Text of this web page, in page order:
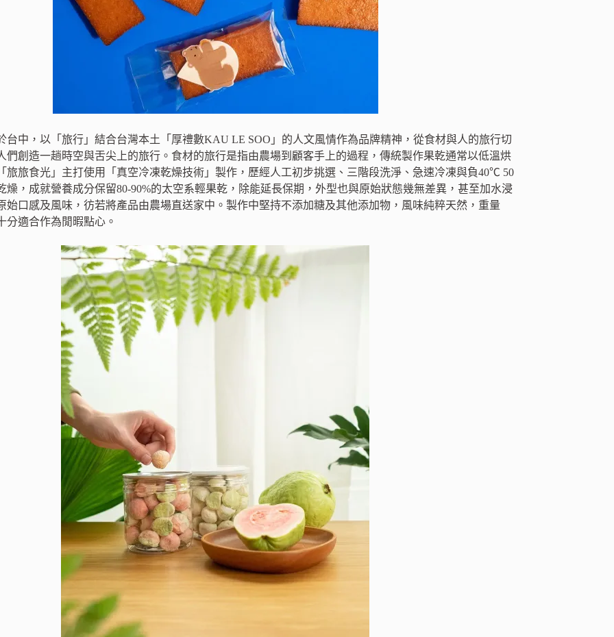
台中，以「旅行」結合台灣本土「厚禮數KAU LE SOO」的人文風情作為品牌精神，從食材與人的旅行切
們創造一趟時空與舌尖上的旅行。食材的旅行是指由農場到顧客手上的過程，傳統製作果乾通常以低溫烘
旅旅食光」主打使用「真空冷凍乾燥技術」製作，歷經人工初步挑選、三階段洗淨、急速冷凍與負40℃ 50
燥，成就營養成分保留80-90%的太空系輕果乾，除能延長保期，外型也與原始狀態幾無差異，甚至加水浸
始口感及風味，彷若將產品由農場直送家中。製作中堅持不添加糖及其他添加物，風味純粹天然，重量
分適合作為閒暇點心。